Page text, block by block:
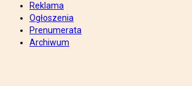
Reklama
Ogłoszenia
Prenumerata
Archiwum